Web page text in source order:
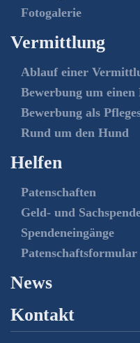
Fotogalerie
Vermittlung
Ablauf einer
Bewerbung um einen
Bewerbung als
Rund um den Hund
Helfen
Patenschaften
Geld- und
Spendeneingänge
Patenschaftsformular
News
Kontakt